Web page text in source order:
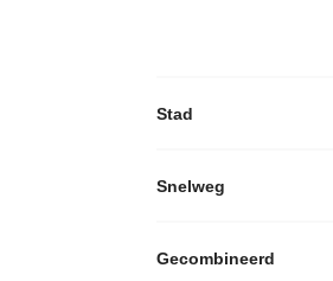
Stad
Snelweg
Gecombineerd